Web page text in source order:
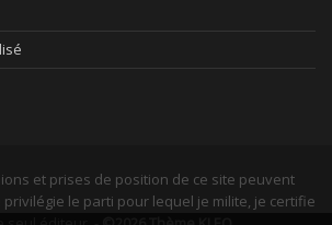
et prises de position de ce site peuvent
privilégie le parti pour lequel je milite, je certifie